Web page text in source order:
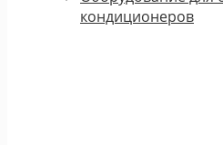
кондиционеров